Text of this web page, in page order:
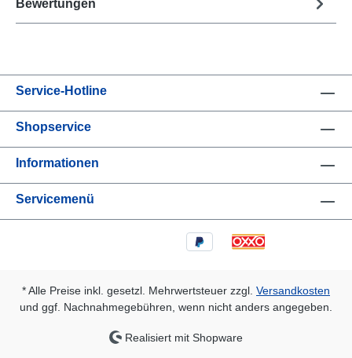
Bewertungen
Service-Hotline
Shopservice
Informationen
Servicemenü
* Alle Preise inkl. gesetzl. Mehrwertsteuer zzgl. Versandkosten
und ggf. Nachnahmegebühren, wenn nicht anders angegeben.
Realisiert mit Shopware